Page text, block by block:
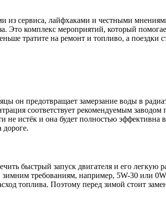
сервиса, лайфхаками и честными
комплекс мероприятий, который
тратите на ремонт и топливо, а
предотвращает замерзание воды в
соответствует рекомендуемым заводом
не истёк и она будет полностью
быстрый запуск двигателя и его легкую
требованиям, например, 5W-30 или
топлива. Поэтому перед зимой стоит